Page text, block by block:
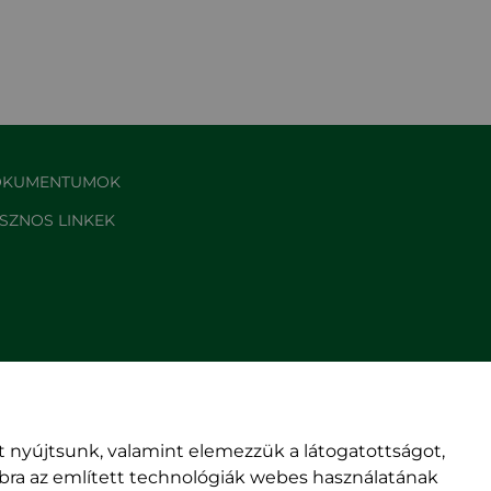
LINKEK
nyújtsunk, valamint elemezzük a látogatottságot,
az említett technológiák webes használatának